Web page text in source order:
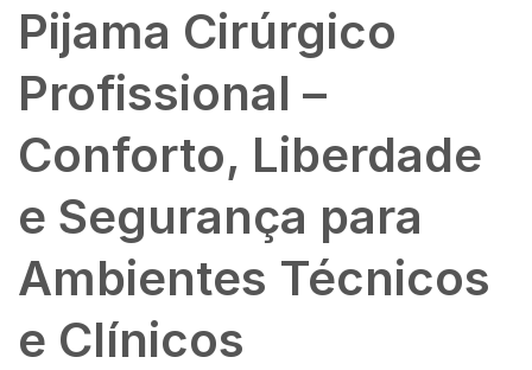
Pijama Cirúrgico
Profissional –
Conforto, Liberdade
e Segurança para
Ambientes Técnicos
e Clínicos